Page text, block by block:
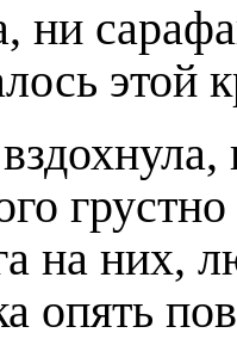
ни
этой
грустно
на них,
опять